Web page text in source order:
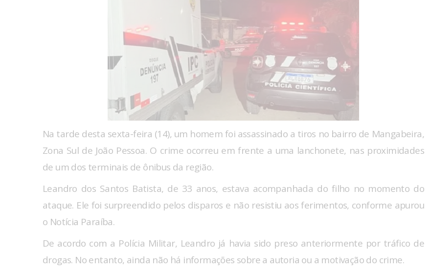
Na tarde desta sexta-feira (14), um homem foi assassinado a tiros no bairro de Mangabeira,
Zona Sul de João Pessoa. O crime ocorreu em frente a uma lanchonete, nas proximidades
de um dos terminais de ônibus da região.
Leandro dos Santos Batista, de 33 anos, estava acompanhada do filho no momento do
ataque. Ele foi surpreendido pelos disparos e não resistiu aos ferimentos, conforme apurou
o Notícia Paraíba.
De acordo com a Polícia Militar, Leandro já havia sido preso anteriormente por tráfico de
drogas. No entanto, ainda não há informações sobre a autoria ou a motivação do crime.